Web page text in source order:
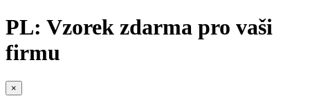
PL: Vzorek zdarma pro vaši
firmu
×